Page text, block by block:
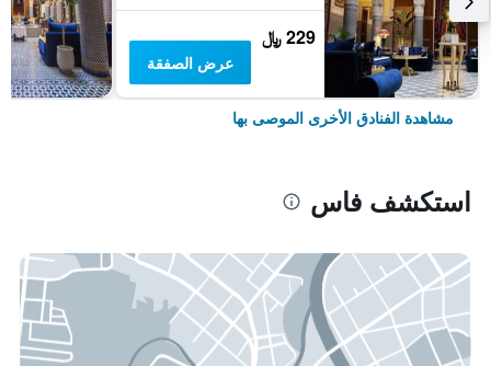
229 ﷼
عرض الصفقة
مشاهدة الفنادق الأخرى الموصى بها
استكشف فاس